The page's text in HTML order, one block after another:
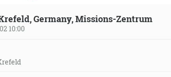
Krefeld, Germany, Missions-Zentrum
10:00